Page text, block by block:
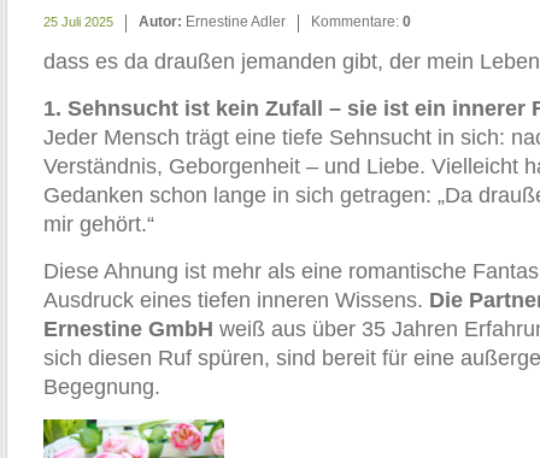
25 Juli 2025 Autor: Ernestine Adler Kommentare: 0
dass es da draußen jemanden gibt, der mein
1. Sehnsucht ist kein Zufall – sie ist ein innerer
Jeder Mensch trägt eine tiefe Sehnsucht in sich:
Verständnis, Geborgenheit – und Liebe. Vielleicht
Gedanken schon lange in sich getragen: „Da
mir gehört.“
Diese Ahnung ist mehr als eine romantische
Ausdruck eines tiefen inneren Wissens. Die
Ernestine GmbH weiß aus über 35 Jahren
sich diesen Ruf spüren, sind bereit für eine
Begegnung.